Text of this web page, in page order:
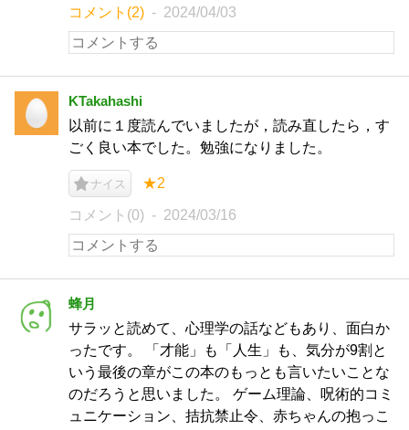
コメント(2) 2024/04/03
KTakahashi
以前に１度読んでいましたが，読み直したら，す
ごく良い本でした。勉強になりました。
ナイス ★2
コメント(0) 2024/03/16
蜂月
サラッと読めて、心理学の話などもあり、面白か
ったです。 「才能」も「人生」も、気分が9割と
いう最後の章がこの本のもっとも言いたいことな
のだろうと思いました。 ゲーム理論、呪術的コミ
ュニケーション、拮抗禁止令、赤ちゃんの抱っこ